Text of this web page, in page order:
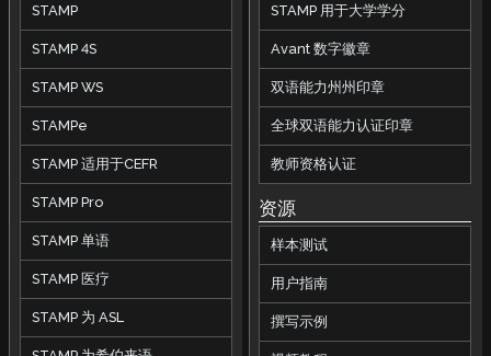
STAMP
STAMP 4S
STAMP WS
STAMPe
STAMP 适用于CEFR
STAMP Pro
STAMP 单语
STAMP 医疗
STAMP 为 ASL
STAMP 用于大学学分
Avant 数字徽章
双语能力州州印章
全球双语能力认证印章
教师资格认证
资源
样本测试
用户指南
撰写示例